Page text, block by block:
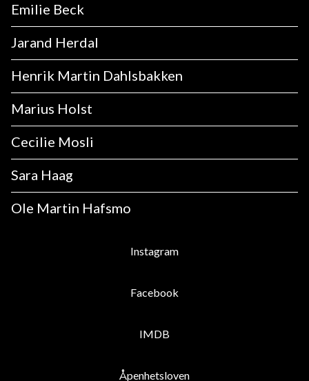
Emilie Beck
Jarand Herdal
Henrik Martin Dahlsbakken
Marius Holst
Cecilie Mosli
Sara Haag
Ole Martin Hafsmo
Instagram
Facebook
IMDB
Åpenhetsloven